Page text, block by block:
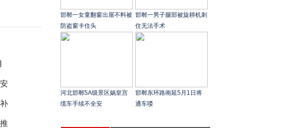
邯郸一女童翻窗出屋不料被
防盗窗卡住头
邯郸一男子腿部被旋耕机刺
住无法手术
河北邯郸5A级景区娲皇宫
缆车手续不全安
邯郸东环路南延5月1日将
通车喽